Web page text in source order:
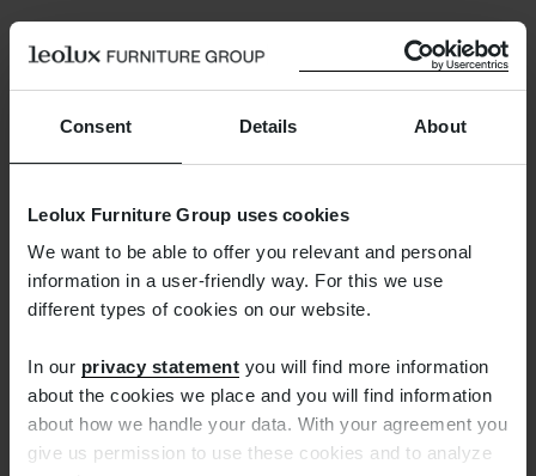
Consent Details About
Leolux Furniture Group uses cookies
We want to be able to offer you relevant and personal
information in a user-friendly way. For this we use
different types of cookies on our website.
In our privacy statement you will find more information
about the cookies we place and you will find information
about how we handle your data. With your agreement you
give us permission to use these cookies and to analyze
Die Lieferzeit
möglich. Wir bemühen uns jedoch, Ihre
Bestellung innerhalb einer Woche zu versenden.
Sobald dies der Fall ist, erhalten Sie von uns
eine E-Mail, mit der Sie die Sendung verfolgen